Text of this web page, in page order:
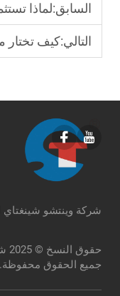
السابق:لماذا تستثمر
التالي:كيف تختار معدات
شركة وينتشو شينغتاي
جميع الحقوق